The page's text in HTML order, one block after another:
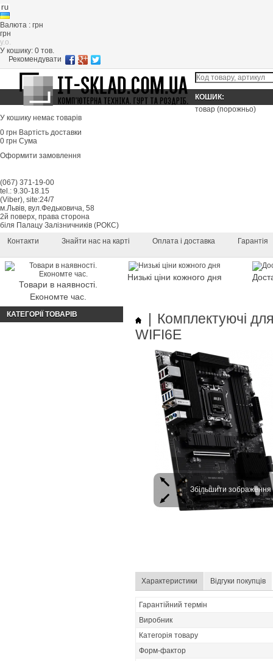
Валюта : грн
грн
y.o.
У кошику: 0 тов.
Рекомендувати
КОШИК:
товар (порожньо)
У кошику немає товарів
0 грн Вартість доставки
0 грн Сума
Оформити замовлення
(067) 371-19-00
tel.: 9.30-18.15
(Viber), site:24/7
м.Львів, вул.Федьковича, 58
2й поверх, права сторона
біля Палацу Залізничників (РОКС)
Контакти
Знайти нас на карті Оплата і доставка Гарантія
Товари в наявності.
Економте час.
Низькі ціни кожного дня
КАТЕГОРІЇ ТОВАРІВ
Комплектуючі
WIFI6E
Збільшити зображення
Характеристики Відгуки покупців
Гарантійний термін
Виробник
Категорія товару
Форм-фактор